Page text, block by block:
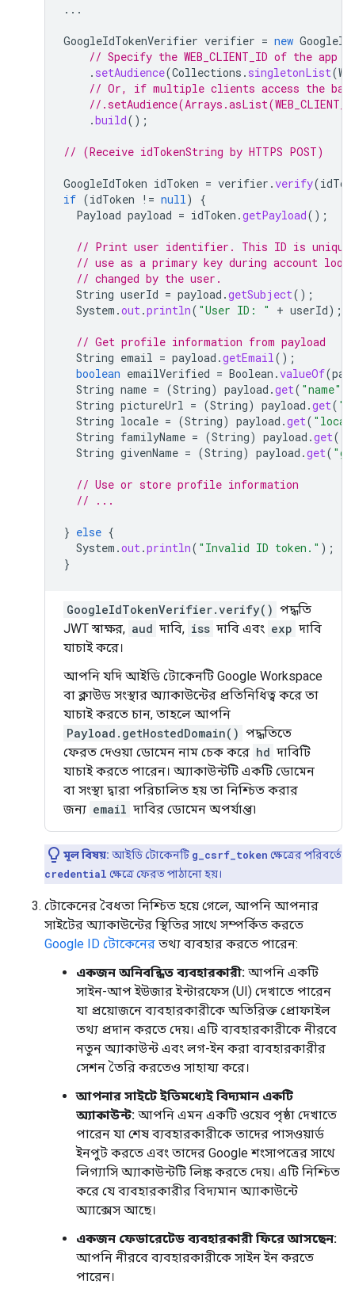
...
GoogleIdTokenVerifier verifier = new
// Specify the WEB_CLIENT_ID of the app
. setAudience(Collections . singletonList(
// Or, if multiple clients access the
//
.build();
// (Receive idTokenString by HTTPS POST)
GoogleIdToken idToken = verifier .verify(
if (idToken != null)
{
Payload payload = idToken .getPayload();
// Print user identifier. This ID is unique
// use as a primary key during account
// changed by the user.
String userId = payload .getSubject();
System .out.println( "User ID: " + userId);
// Get profile information from payload
String email = payload .getEmail();
boolean emailVerified = Boolean .valueOf(
String name = (String) payload .get( "name"
String pictureUrl = (String) payload .get(
String locale = (String) payload .get(
String familyName = (String) payload .get(
String givenName = (String) payload .get(
// Use or store profile information
// ...
} else {
System .out.println( "Invalid ID token." );
}
GoogleIdTokenVerifier.verify() পদ্ধতি
JWT স্বাক্ষর, aud দাবি, iss দাবি এবং exp দাবি
যাচাই করে।
আপনি যদি আইডি টোকেনটি Google Workspace
বা ক্লাউড সংস্থার অ্যাকাউন্টের প্রতিনিধিত্ব করে তা
যাচাই করতে চান, তাহলে আপনি
Payload.getHostedDomain() পদ্ধতিতে
ফেরত দেওয়া ডোমেন নাম চেক করে hd দাবিটি
যাচাই করতে পারেন। অ্যাকাউন্টটি একটি ডোমেন
বা সংস্থা দ্বারা পরিচালিত হয় তা নিশ্চিত করার
জন্য email দাবির ডোমেন অপর্যাপ্ত৷
মূল বিষয়: আইডি টোকেনটি g_csrf_token ক্ষেত্রের পরিবর্তে
credential ক্ষেত্রে ফেরত পাঠানো হয়।
টোকেনের বৈধতা নিশ্চিত হয়ে গেলে, আপনি আপনার
সাইটের অ্যাকাউন্টের স্থিতির সাথে সম্পর্কিত করতে
Google ID টোকেনের তথ্য ব্যবহার করতে পারেন:
একজন অনিবন্ধিত ব্যবহারকারী: আপনি একটি
সাইন-আপ ইউজার ইন্টারফেস (UI) দেখাতে পারেন
যা প্রয়োজনে ব্যবহারকারীকে অতিরিক্ত প্রোফাইল
তথ্য প্রদান করতে দেয়। এটি ব্যবহারকারীকে নীরবে
নতুন অ্যাকাউন্ট এবং লগ-ইন করা ব্যবহারকারীর
সেশন তৈরি করতেও সাহায্য করে।
আপনার সাইটে ইতিমধ্যেই বিদ্যমান একটি
অ্যাকাউন্ট: আপনি এমন একটি ওয়েব পৃষ্ঠা দেখাতে
পারেন যা শেষ ব্যবহারকারীকে তাদের পাসওয়ার্ড
ইনপুট করতে এবং তাদের Google শংসাপত্রের সাথে
লিগ্যাসি অ্যাকাউন্টটি লিঙ্ক করতে দেয়। এটি নিশ্চিত
করে যে ব্যবহারকারীর বিদ্যমান অ্যাকাউন্টে
অ্যাক্সেস আছে।
একজন ফেডারেটেড ব্যবহারকারী ফিরে আসছেন:
আপনি নীরবে ব্যবহারকারীকে সাইন ইন করতে
পারেন।